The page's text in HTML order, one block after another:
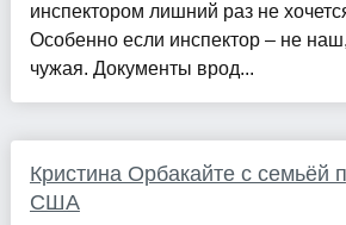
инспектором лишний раз не
Особенно если инспектор – не
чужая. Документы врод...
Кристина Орбакайте с семьёй
США